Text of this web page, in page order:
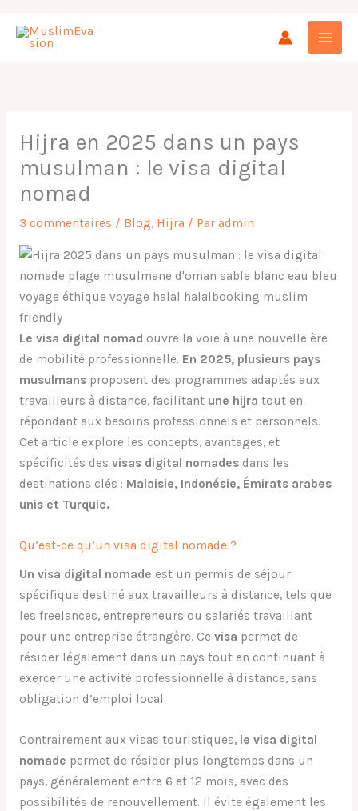
Aller
Hijra en 2025 dans un pays
musulman : le visa digital
nomad
3 commentaires / Blog, Hijra / Par admin
Le visa digital nomad ouvre la voie à une nouvelle ère
de mobilité professionnelle. En 2025, plusieurs pays
musulmansproposent des programmes adaptés aux
travailleurs à distance, facilitant une hijra tout en
répondant aux besoins professionnels et personnels.
Cet article explore les concepts, avantages, et
spécificités des visas digital nomadesdans les
destinations clés : Malaisie, Indonésie, Émirats arabes
unis et Turquie.
Qu’est-ce qu’un visa digital nomade ?
Un visa digital nomade est un permis de séjour
spécifique destiné aux travailleurs à distance, tels que
les freelances, entrepreneurs ou salariés travaillant
pour une entreprise étrangère. Ce visa permet de
résider légalement dans un pays tout en continuant à
exercer une activité professionnelle à distance, sans
obligation d’emploi local.
Contrairement aux visas touristiques, le visa digital
nomade permet de résider plus longtemps dans un
pays, généralement entre 6 et 12 mois, avec des
possibilités de renouvellement. Il évite également les